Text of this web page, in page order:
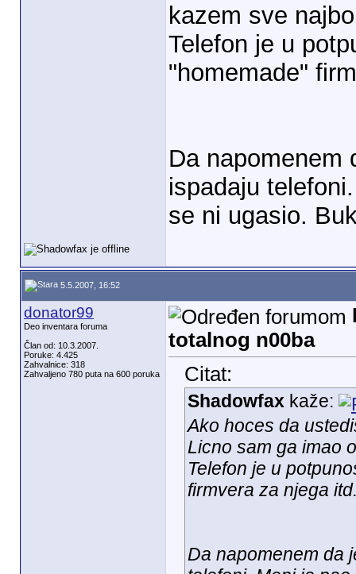
kazem sve
Telefon je u
"homemade"
Da napomenem
ispadaju
se ni ugasio.
5.5.2007, 16:52
donator99
Deo inventara foruma
Član od: 10.3.2007.
Poruke: 4.425
Zahvalnice: 318
Zahvaljeno 780 puta na 600 poruka
totalnog n00ba
Citat:
Shadowfaxkaže:
Ako hoces da
Licno sam ga imao
Telefon je u
firmvera za njega
Da napomenem da